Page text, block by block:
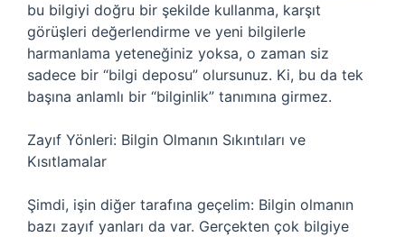
bu bilgiyi doğru bir şekilde kullanma, karşıt
görüşleri değerlendirme ve yeni bilgilerle
harmanlama yeteneğiniz yoksa, o zaman siz
sadece bir “bilgi deposu” olursunuz. Ki, bu da tek
başına anlamlı bir “bilginlik” tanımına girmez.
Zayıf Yönleri: Bilgin Olmanın Sıkıntıları ve
Kısıtlamalar
Şimdi, işin diğer tarafına geçelim: Bilgin olmanın
bazı zayıf yanları da var. Gerçekten çok bilgiye